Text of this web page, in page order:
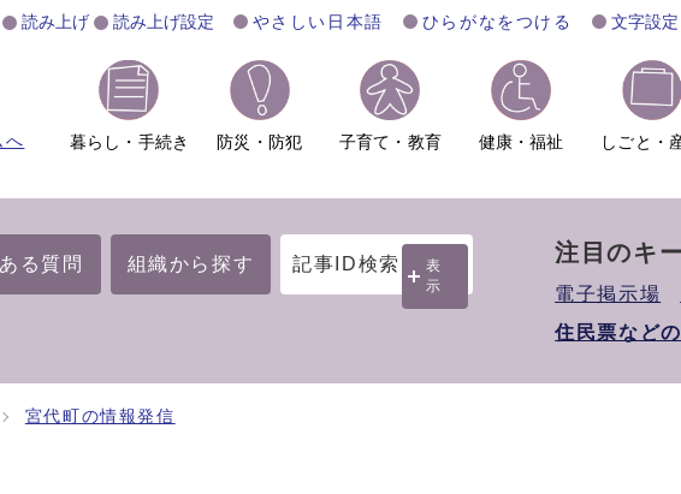
読み上げ 読み上げ設定 やさしい日本語 ひらがなをつける 文字設定
へ 暮らし・手続き 防災・防犯 子育て・教育 健康・福祉 しごと・
る質問 組織から探す 記事ID検索
表
示
注目のキ
電子掲示場
住民票など
宮代町の情報発信